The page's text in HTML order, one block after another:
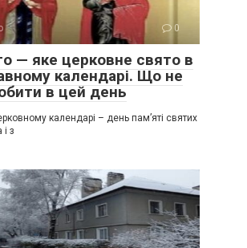
0
— яке церковне свято в
календарі. Що не
в цей день
календарі – день пам’яті святих
з